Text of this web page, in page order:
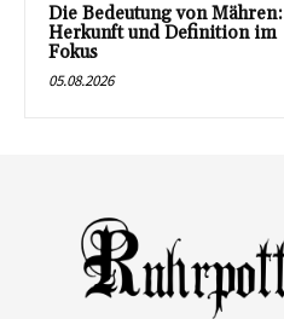
Die Bedeutung von Mähren:
Herkunft und Definition im
Fokus
05.08.2026